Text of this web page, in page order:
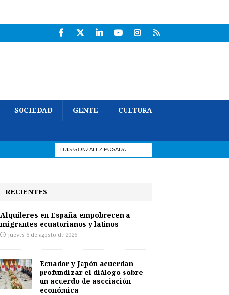
SOCIEDAD GENTE CULTURA
RECIENTES
Alquileres en España empobrecen a
migrantes ecuatorianos y latinos
jueves 6 de agosto de 2026
Ecuador y Japón acuerdan
profundizar el diálogo sobre
un acuerdo de asociación
económica